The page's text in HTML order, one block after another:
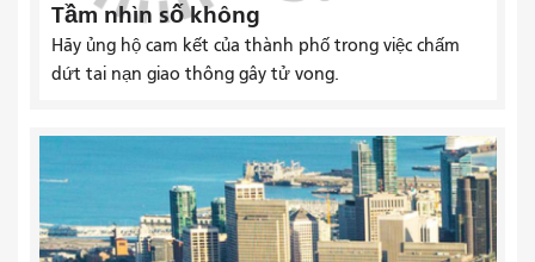
Tầm nhìn số không
Hãy ủng hộ cam kết của thành phố trong việc chấm
dứt tai nạn giao thông gây tử vong.